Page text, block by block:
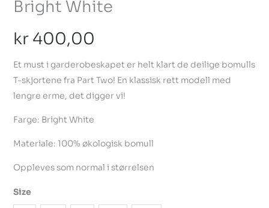
Bright White
kr400,00
Et must i garderobeskapet er helt klart de deilige bomulls
T-skjortene fra Part Two! En klassisk rett modell med
lengre erme, det digger vi!
Farge: Bright White
Materiale: 100% økologisk bomull
Oppleves som normal i størrelsen
Size